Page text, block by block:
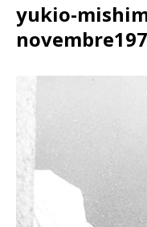
yukio-